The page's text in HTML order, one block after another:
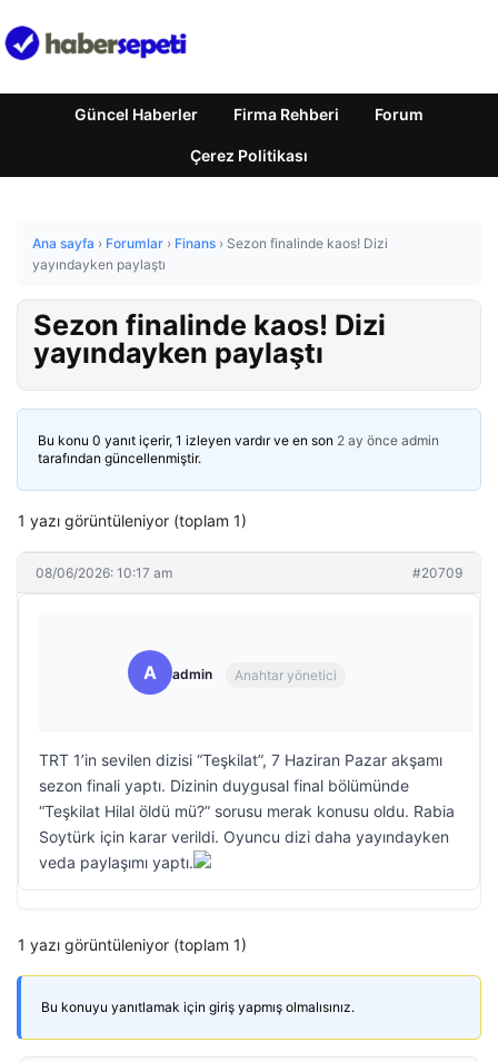
Güncel Haberler Firma Rehberi Forum
Çerez Politikası
Ana sayfa › Forumlar › Finans › Sezon finalinde kaos! Dizi
yayındayken paylaştı
Sezon finalinde kaos! Dizi
yayındayken paylaştı
Bu konu 0 yanıt içerir, 1 izleyen vardır ve en son 2 ay önce admin
tarafından güncellenmiştir.
1 yazı görüntüleniyor (toplam 1)
08/06/2026: 10:17 am #20709
A admin Anahtar yönetici
TRT 1’in sevilen dizisi “Teşkilat”, 7 Haziran Pazar akşamı
sezon finali yaptı. Dizinin duygusal final bölümünde
“Teşkilat Hilal öldü mü?” sorusu merak konusu oldu. Rabia
Soytürk için karar verildi. Oyuncu dizi daha yayındayken
veda paylaşımı yaptı.
1 yazı görüntüleniyor (toplam 1)
Bu konuyu yanıtlamak için giriş yapmış olmalısınız.